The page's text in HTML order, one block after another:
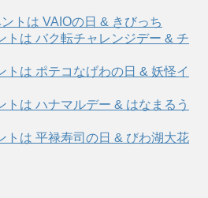
トは VAIOの日 & きびっち
トは バク転チャレンジデー & チ
トは ポテコなげわの日 & 妖怪イ
は ハナマルデー & はなまるう
トは 平禄寿司の日 & びわ湖大花